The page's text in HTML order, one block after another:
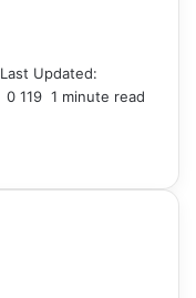
Last Updated:
0 119 1 minute read